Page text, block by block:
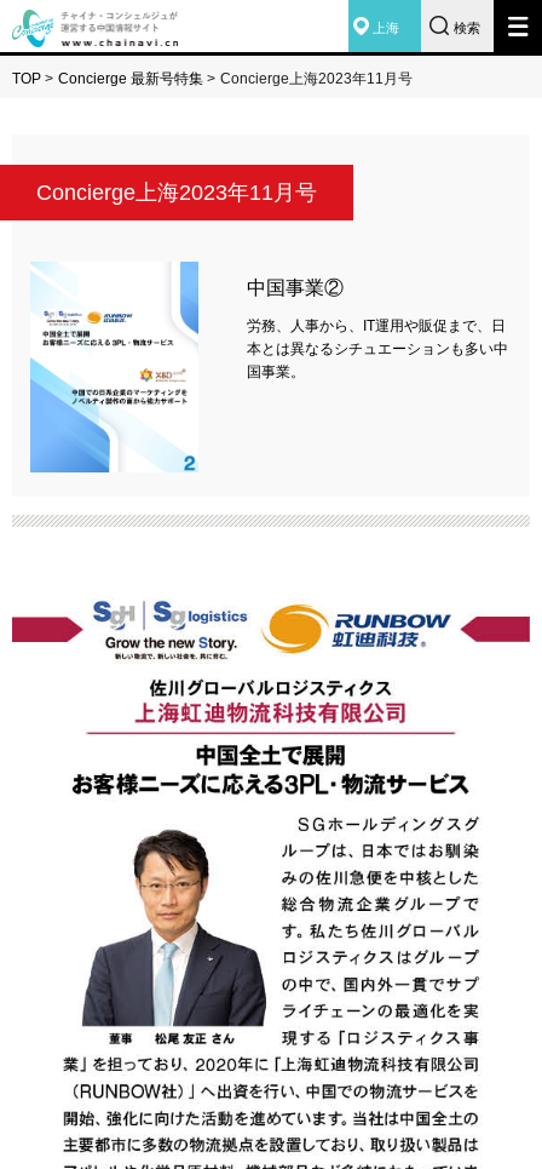
上海 検索
TOP > Concierge 最新号特集 > Concierge上海2023年11月号
Concierge上海2023年11月号
中国事業②
労務、人事から、IT運用や販促まで、日
本とは異なるシチュエーションも多い中
国事業。